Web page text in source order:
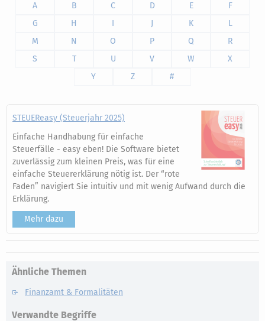
A B C D E
F
G
H I J K
L
M
N O P Q
R
S
T U V W
X
Y
Z #
STEUEReasy (Steuerjahr 2025)
Einfache Handhabung für einfache
Steuerfälle - easy eben! Die Software bietet
zuverlässig zum kleinen Preis, was für eine
einfache Steuererklärung nötig ist. Der “rote
Faden” navigiert Sie intuitiv und mit wenig Aufwand durch die
Erklärung.
Mehr dazu
Ähnliche Themen
Finanzamt & Formalitäten
Verwandte Begriffe